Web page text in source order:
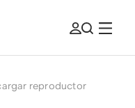
reproductor